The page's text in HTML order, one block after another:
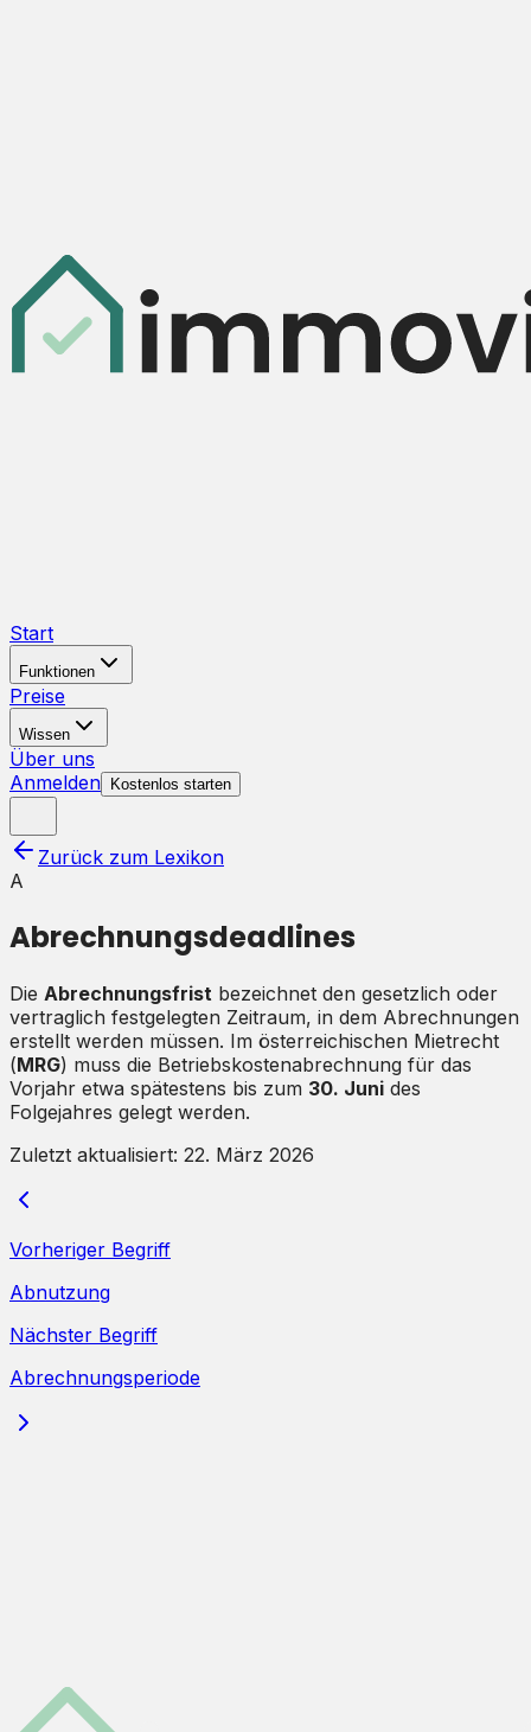
Start
Funktionen
Preise
Wissen
Über uns
Anmelden
Kostenlos starten
Zurück zum Lexikon
A
Abrechnungsdeadlines
Die Abrechnungsfrist bezeichnet den gesetzlich oder
vertraglich festgelegten Zeitraum, in dem Abrechnungen
erstellt werden müssen. Im österreichischen Mietrecht
(MRG) muss die Betriebskostenabrechnung für das
Vorjahr etwa spätestens bis zum 30. Juni des
Folgejahres gelegt werden.
Zuletzt aktualisiert: 22. März 2026
Vorheriger Begriff
Abnutzung
Nächster Begriff
Abrechnungsperiode